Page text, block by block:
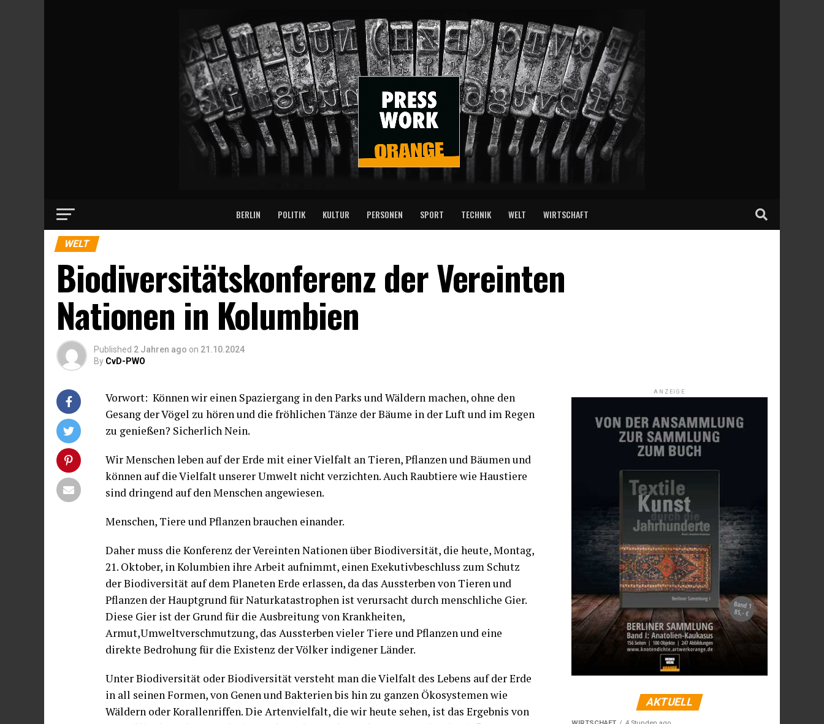
BERLIN POLITIK KULTUR PERSONEN SPORT TECHNIK WELT WIRTSCHAFT
WELT
Biodiversitätskonferenz der Vereinten
Nationen in Kolumbien
Published 2 Jahren ago on 21.10.2024
By CvD-PWO
Vorwort: Können wir einen Spaziergang in den Parks und Wäldern machen, ohne den
Gesang der Vögel zu hören und die fröhlichen Tänze der Bäume in der Luft und im Regen
zu genießen? Sicherlich Nein.
Wir Menschen leben auf der Erde mit einer Vielfalt an Tieren, Pflanzen und Bäumen und
können auf die Vielfalt unserer Umwelt nicht verzichten. Auch Raubtiere wie Haustiere
sind dringend auf den Menschen angewiesen.
Menschen, Tiere und Pflanzen brauchen einander.
Daher muss die Konferenz der Vereinten Nationen über Biodiversität, die heute, Montag,
21. Oktober, in Kolumbien ihre Arbeit aufnimmt, einen Exekutivbeschluss zum Schutz
der Biodiversität auf dem Planeten Erde erlassen, da das Aussterben von Tieren und
Pflanzen der Hauptgrund für Naturkatastrophen ist verursacht durch menschliche Gier.
Diese Gier ist der Grund für die Ausbreitung von Krankheiten,
Armut,Umweltverschmutzung, das Aussterben vieler Tiere und Pflanzen und eine
direkte Bedrohung für die Existenz der Völker indigener Länder.
Unter Biodiversität oder Biodiversität versteht man die Vielfalt des Lebens auf der Erde
in all seinen Formen, von Genen und Bakterien bis hin zu ganzen Ökosystemen wie
Wäldern oder Korallenriffen. Die Artenvielfalt, die wir heute sehen, ist das Ergebnis von
ANZEIGE
AKTUELL